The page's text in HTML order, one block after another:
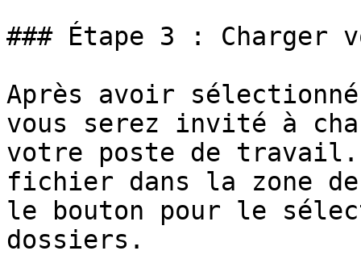
### Étape 3 : Charger
Après avoir sélectionné
vous serez invité à
votre poste de travail.
fichier dans la zone
le bouton pour le
dossiers.